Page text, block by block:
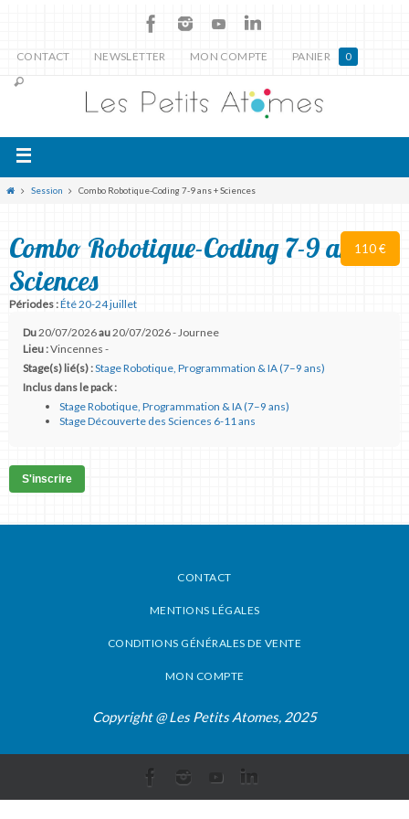
CONTACT NEWSLETTER MON COMPTE PANIER 0
Session Combo Robotique-Coding 7-9 ans + Sciences
110 €
Combo Robotique-Coding 7-9 ans +
Sciences
Périodes :Été 20-24 juillet
Du20/07/2026au20/07/2026 - Journee
Lieu :Vincennes -
Stage(s) lié(s) :Stage Robotique, Programmation & IA (7–9 ans)
Inclus dans le pack :
Stage Robotique, Programmation & IA (7–9 ans)
Stage Découverte des Sciences 6-11 ans
S'inscrire
CONTACT
MENTIONS LÉGALES
CONDITIONS GÉNÉRALES DE VENTE
MON COMPTE
Copyright @ Les Petits Atomes, 2025